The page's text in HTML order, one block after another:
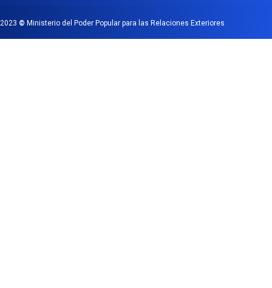
2023 © Ministerio del Poder Popular para las Relaciones Exteriores